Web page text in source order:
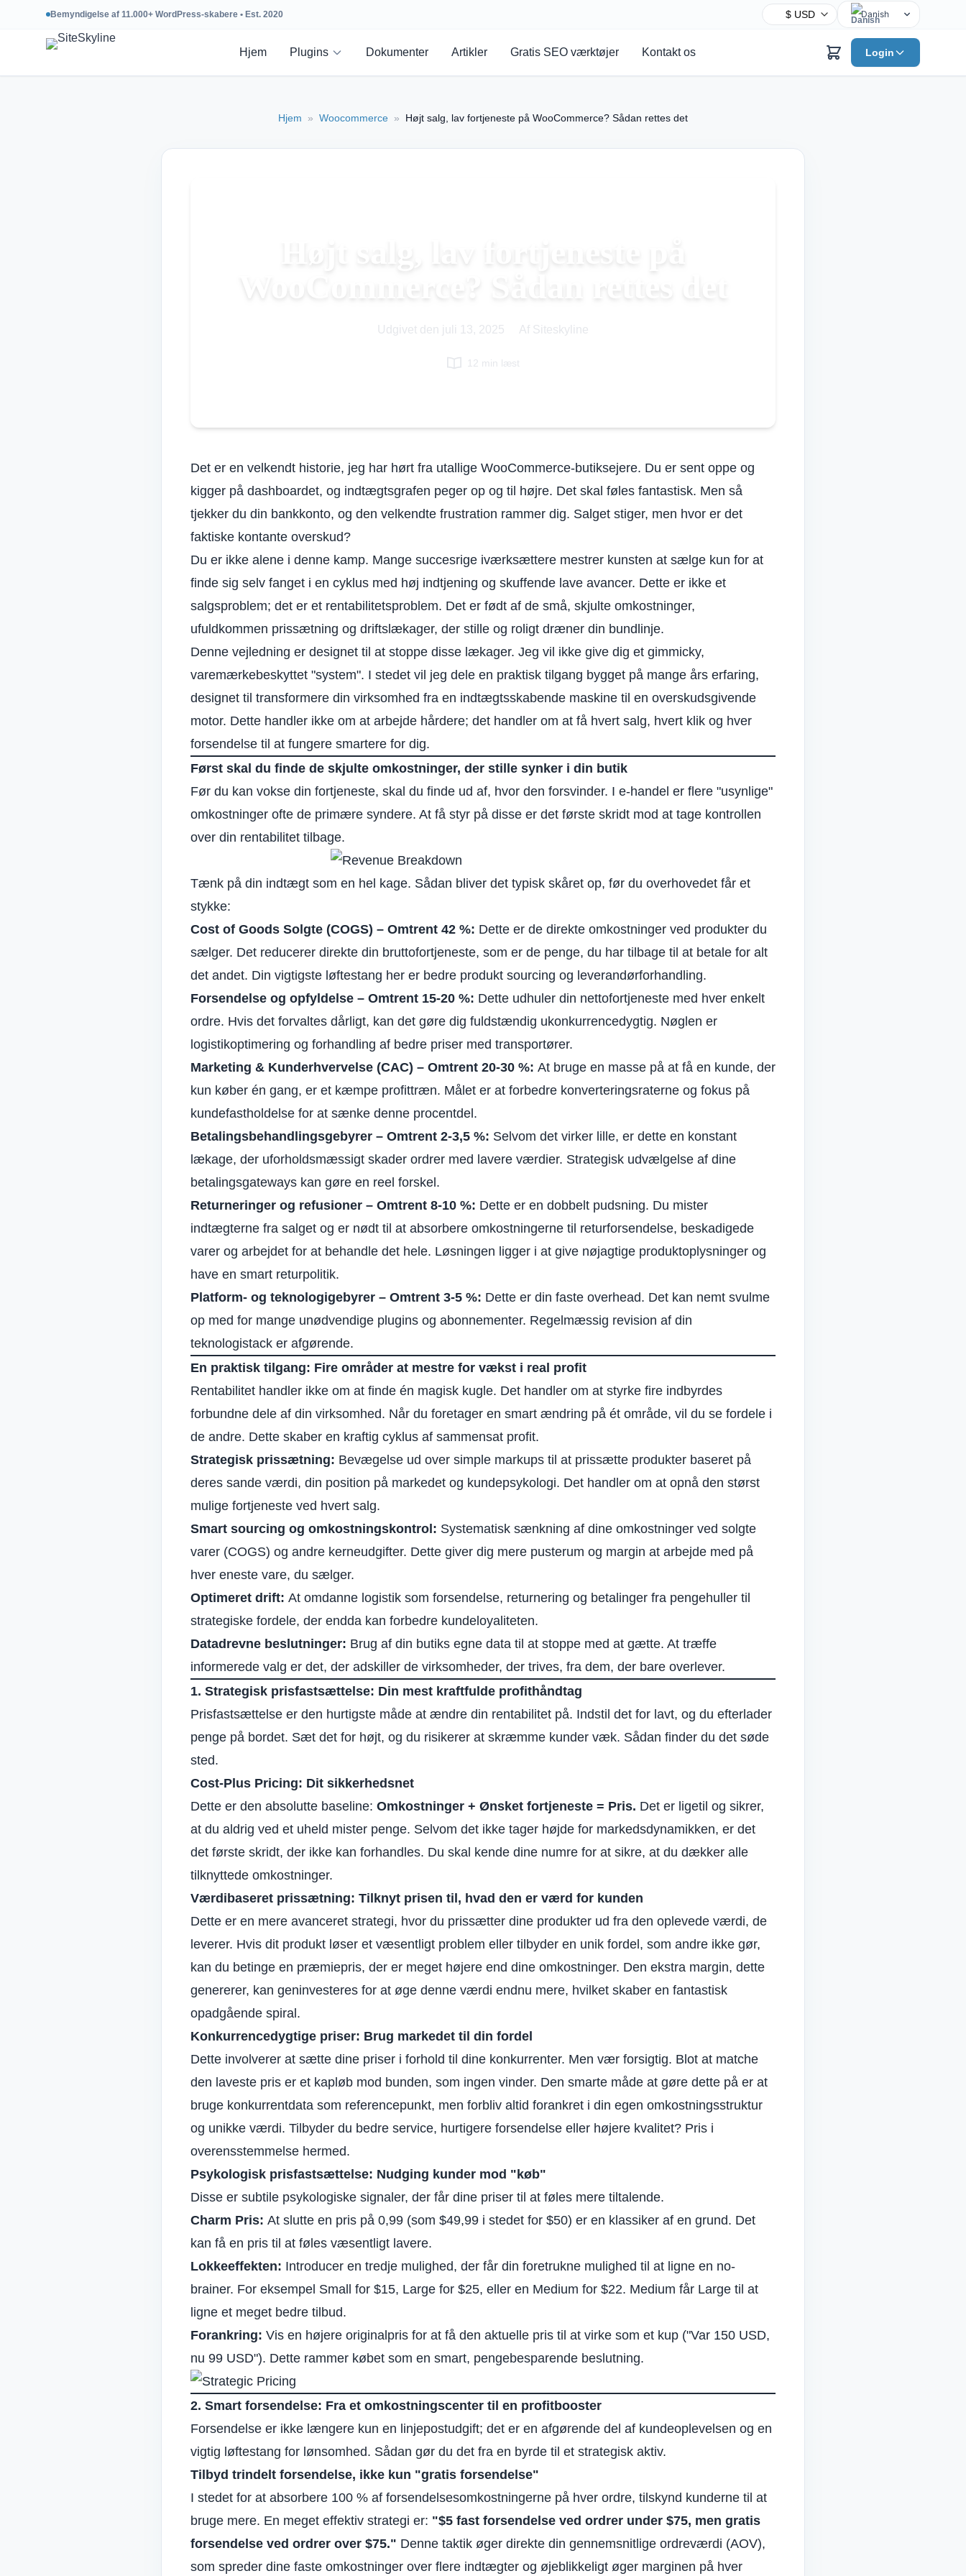
Bemyndigelse af 11.000+ WordPress-skabere • Est. 2020 Danish
English
Chinese
Hjem Plugins Dokumenter Artikler Gratis SEO værktøjer Kontakt os Login
Hjem » Woocommerce » Højt salg, lav fortjeneste på WooCommerce? Sådan rettes det
WooCommerce? Sådan rettes det
Udgivet den juli 13, 2025 Af Siteskyline
12 min læst
Det er en velkendt historie, jeg har hørt fra utallige WooCommerce-butiksejere. Du er sent oppe og
kigger på dashboardet, og indtægtsgrafen peger op og til højre. Det skal føles fantastisk. Men så
tjekker du din bankkonto, og den velkendte frustration rammer dig. Salget stiger, men hvor er det
faktiske kontante overskud?
Du er ikke alene i denne kamp. Mange succesrige iværksættere mestrer kunsten at sælge kun for at
finde sig selv fanget i en cyklus med høj indtjening og skuffende lave avancer. Dette er ikke et
salgsproblem; det er et rentabilitetsproblem. Det er født af de små, skjulte omkostninger,
ufuldkommen prissætning og driftslækager, der stille og roligt dræner din bundlinje.
Denne vejledning er designet til at stoppe disse lækager. Jeg vil ikke give dig et gimmicky,
varemærkebeskyttet "system". I stedet vil jeg dele en praktisk tilgang bygget på mange års erfaring,
designet til transformere din virksomhed fra en indtægtsskabende maskine til en overskudsgivende
motor. Dette handler ikke om at arbejde hårdere; det handler om at få hvert salg, hvert klik og hver
forsendelse til at fungere smartere for dig.
Først skal du finde de skjulte omkostninger, der stille synker i din butik
Før du kan vokse din fortjeneste, skal du finde ud af, hvor den forsvinder. I e-handel er flere "usynlige"
omkostninger ofte de primære syndere. At få styr på disse er det første skridt mod at tage kontrollen
over din rentabilitet tilbage.
Tænk på din indtægt som en hel kage. Sådan bliver det typisk skåret op, før du overhovedet får et
stykke:
Cost of Goods Solgte (COGS) – Omtrent 42 %: Dette er de direkte omkostninger ved produkter du
sælger. Det reducerer direkte din bruttofortjeneste, som er de penge, du har tilbage til at betale for alt
det andet. Din vigtigste løftestang her er bedre produkt sourcing og leverandørforhandling.
Forsendelse og opfyldelse – Omtrent 15-20 %: Dette udhuler din nettofortjeneste med hver enkelt
ordre. Hvis det forvaltes dårligt, kan det gøre dig fuldstændig ukonkurrencedygtig. Nøglen er
logistikoptimering og forhandling af bedre priser med transportører.
Marketing & Kunderhvervelse (CAC) – Omtrent 20-30 %: At bruge en masse på at få en kunde, der
kun køber én gang, er et kæmpe profittræn. Målet er at forbedre konverteringsraterne og fokus på
kundefastholdelse for at sænke denne procentdel.
Betalingsbehandlingsgebyrer – Omtrent 2-3,5 %: Selvom det virker lille, er dette en konstant
lækage, der uforholdsmæssigt skader ordrer med lavere værdier. Strategisk udvælgelse af dine
betalingsgateways kan gøre en reel forskel.
Returneringer og refusioner – Omtrent 8-10 %: Dette er en dobbelt pudsning. Du mister
indtægterne fra salget og er nødt til at absorbere omkostningerne til returforsendelse, beskadigede
varer og arbejdet for at behandle det hele. Løsningen ligger i at give nøjagtige produktoplysninger og
have en smart returpolitik.
Platform- og teknologigebyrer – Omtrent 3-5 %: Dette er din faste overhead. Det kan nemt svulme
op med for mange unødvendige plugins og abonnementer. Regelmæssig revision af din
teknologistack er afgørende.
En praktisk tilgang: Fire områder at mestre for vækst i real profit
Rentabilitet handler ikke om at finde én magisk kugle. Det handler om at styrke fire indbyrdes
forbundne dele af din virksomhed. Når du foretager en smart ændring på ét område, vil du se fordele i
de andre. Dette skaber en kraftig cyklus af sammensat profit.
Strategisk prissætning: Bevægelse ud over simple markups til at prissætte produkter baseret på
deres sande værdi, din position på markedet og kundepsykologi. Det handler om at opnå den størst
mulige fortjeneste ved hvert salg.
Smart sourcing og omkostningskontrol: Systematisk sænkning af dine omkostninger ved solgte
varer (COGS) og andre kerneudgifter. Dette giver dig mere pusterum og margin at arbejde med på
hver eneste vare, du sælger.
Optimeret drift: At omdanne logistik som forsendelse, returnering og betalinger fra pengehuller til
strategiske fordele, der endda kan forbedre kundeloyaliteten.
Datadrevne beslutninger: Brug af din butiks egne data til at stoppe med at gætte. At træffe
informerede valg er det, der adskiller de virksomheder, der trives, fra dem, der bare overlever.
1. Strategisk prisfastsættelse: Din mest kraftfulde profithåndtag
Prisfastsættelse er den hurtigste måde at ændre din rentabilitet på. Indstil det for lavt, og du efterlader
penge på bordet. Sæt det for højt, og du risikerer at skræmme kunder væk. Sådan finder du det søde
sted.
Cost-Plus Pricing: Dit sikkerhedsnet
Dette er den absolutte baseline: Omkostninger + Ønsket fortjeneste = Pris. Det er ligetil og sikrer,
at du aldrig ved et uheld mister penge. Selvom det ikke tager højde for markedsdynamikken, er det
det første skridt, der ikke kan forhandles. Du skal kende dine numre for at sikre, at du dækker alle
tilknyttede omkostninger.
Værdibaseret prissætning: Tilknyt prisen til, hvad den er værd for kunden
Dette er en mere avanceret strategi, hvor du prissætter dine produkter ud fra den oplevede værdi, de
leverer. Hvis dit produkt løser et væsentligt problem eller tilbyder en unik fordel, som andre ikke gør,
kan du betinge en præmiepris, der er meget højere end dine omkostninger. Den ekstra margin, dette
genererer, kan geninvesteres for at øge denne værdi endnu mere, hvilket skaber en fantastisk
opadgående spiral.
Konkurrencedygtige priser: Brug markedet til din fordel
Dette involverer at sætte dine priser i forhold til dine konkurrenter. Men vær forsigtig. Blot at matche
den laveste pris er et kapløb mod bunden, som ingen vinder. Den smarte måde at gøre dette på er at
bruge konkurrentdata som referencepunkt, men forbliv altid forankret i din egen omkostningsstruktur
og unikke værdi. Tilbyder du bedre service, hurtigere forsendelse eller højere kvalitet? Pris i
overensstemmelse hermed.
Psykologisk prisfastsættelse: Nudging kunder mod "køb"
Disse er subtile psykologiske signaler, der får dine priser til at føles mere tiltalende.
Charm Pris: At slutte en pris på 0,99 (som $49,99 i stedet for $50) er en klassiker af en grund. Det
kan få en pris til at føles væsentligt lavere.
Lokkeeffekten: Introducer en tredje mulighed, der får din foretrukne mulighed til at ligne en no-
brainer. For eksempel Small for $15, Large for $25, eller en Medium for $22. Medium får Large til at
ligne et meget bedre tilbud.
Forankring: Vis en højere originalpris for at få den aktuelle pris til at virke som et kup ("Var 150 USD,
nu 99 USD"). Dette rammer købet som en smart, pengebesparende beslutning.
2. Smart forsendelse: Fra et omkostningscenter til en profitbooster
Forsendelse er ikke længere kun en linjepostudgift; det er en afgørende del af kundeoplevelsen og en
vigtig løftestang for lønsomhed. Sådan gør du det fra en byrde til et strategisk aktiv.
Tilbyd trindelt forsendelse, ikke kun "gratis forsendelse"
I stedet for at absorbere 100 % af forsendelsesomkostningerne på hver ordre, tilskynd kunderne til at
bruge mere. En meget effektiv strategi er: "$5 fast forsendelse ved ordrer under $75, men gratis
forsendelse ved ordrer over $75." Denne taktik øger direkte din gennemsnitlige ordreværdi (AOV),
som spreder dine faste omkostninger over flere indtægter og øjeblikkeligt øger marginen på hver